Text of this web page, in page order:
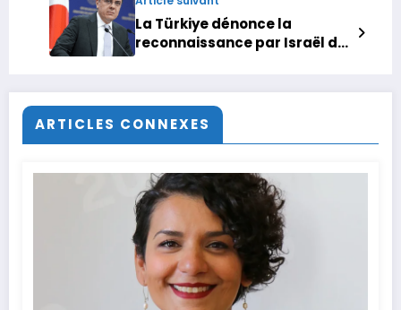
La Türkiye dénonce la
reconnaissance par Israël du
ARTICLES CONNEXES